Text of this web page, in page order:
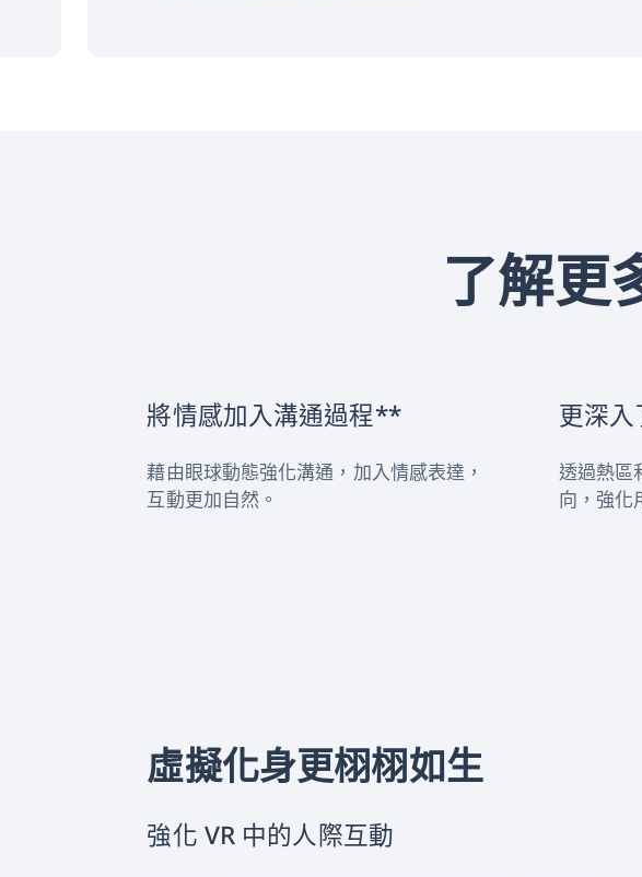
了解更
將情感加入溝通過程**
藉由眼球動態強化溝通，加入情感表達，
互動更加自然。
更深
透過熱區
向，強化
虛擬化身更栩栩如生
強化 VR 中的人際互動